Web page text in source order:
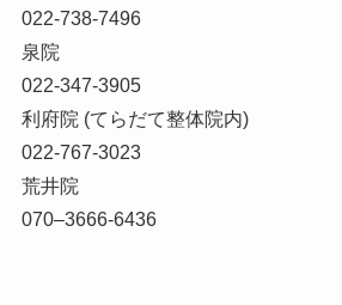
022-738-7496
泉院
022-347-3905
利府院 (てらだて整体院内)
022-767-3023
荒井院
070–3666-6436